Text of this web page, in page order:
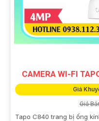
CAMERA WI-FI
Giá
Giá
Tapo C840 trang bị ống